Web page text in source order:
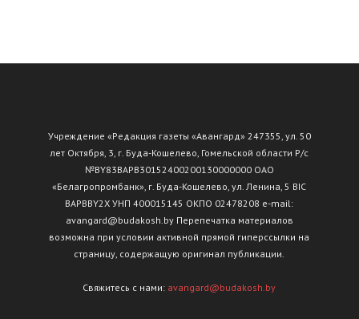
Учреждение «Редакция газеты «Авангард» 247355, ул. 50
лет Октября, 3, г. Буда-Кошелево, Гомельской области Р/с
№ВY83ВАРВ30152400200130000000 ОАО
«Белагропромбанк», г. Буда-Кошелево, ул. Ленина, 5 BIC
BAPBBY2X УНП 400015145 ОКПО 02478208 e-mail:
avangard@budakosh.by Перепечатка материалов
возможна при условии активной прямой гиперссылки на
страницу, содержащую оригинал публикации.
Свяжитесь с нами: avangard@budakosh.by